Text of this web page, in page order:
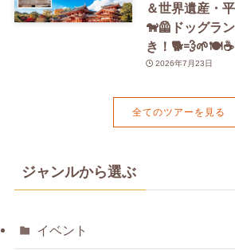
＆世界遺産・
🐕‍🦺ドッグラ
き！🐕💨🌱🍽️☕️
2026年7月23日
全てのツアーを見る
ジャンルから選ぶ
イベント